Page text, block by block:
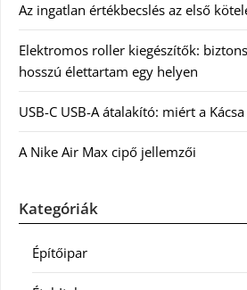
Az ingatlan értékbecslés az első
Elektromos roller kiegészítők:
hosszú élettartam egy helyen
USB-C USB-A átalakító: miért a
A Nike Air Max cipő jellemzői
Kategóriák
Építőipar